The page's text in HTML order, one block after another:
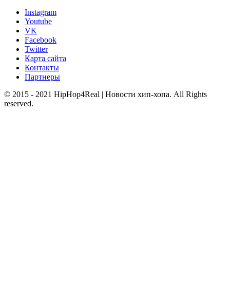
Instagram
Youtube
VK
Facebook
Twitter
Карта сайта
Контакты
Партнеры
© 2015 - 2021 HipHop4Real | Новости хип-хопа. All Rights
reserved.